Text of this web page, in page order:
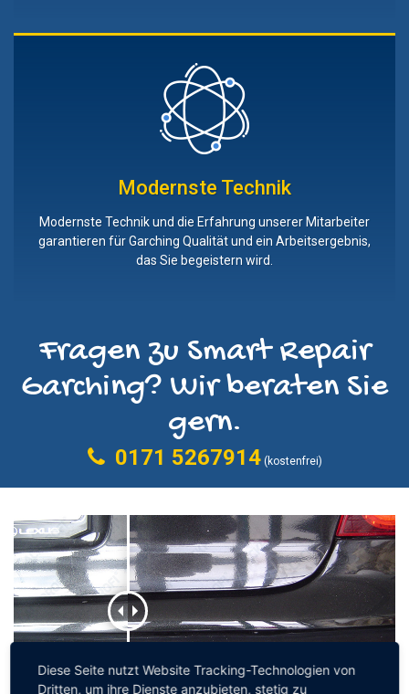
Modernste Technik
Modernste Technik und die Erfahrung unserer Mitarbeiter
garantieren für Garching Qualität und ein Arbeitsergebnis,
das Sie begeistern wird.
Fragen zu Smart Repair
Garching? Wir beraten Sie
gern.
0171 5267914(kostenfrei)
Diese Seite nutzt Website Tracking-Technologien von
Dritten, um ihre Dienste anzubieten, stetig zu